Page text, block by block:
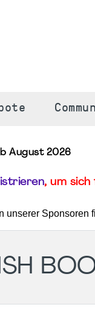
August 2026
, um sich
unserer Sponsoren